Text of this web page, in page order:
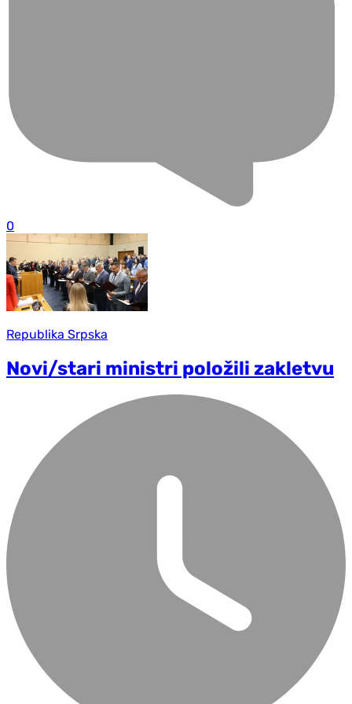
0
Republika Srpska
Novi/stari ministri položili zakletvu